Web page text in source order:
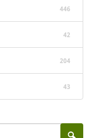
446
42
204
43